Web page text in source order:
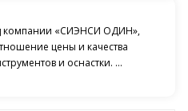
компании «СИЭНСИ ОДИН»,
цены и качества
и оснастки. ...